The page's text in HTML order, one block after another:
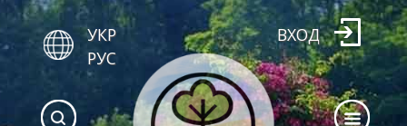
УКР
РУС
ВХОД